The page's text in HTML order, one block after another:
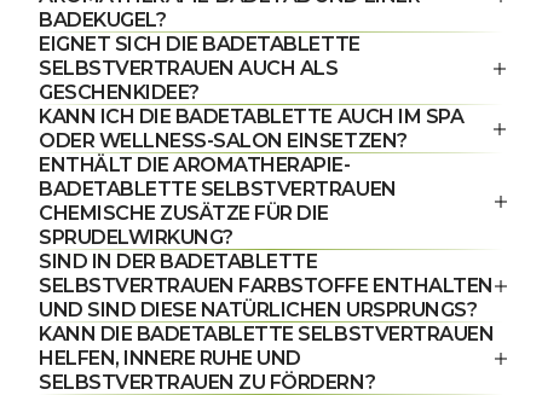
BADEKUGEL?
EIGNET SICH DIE BADETABLETTE
SELBSTVERTRAUEN AUCH ALS
GESCHENKIDEE?
KANN ICH DIE BADETABLETTE AUCH IM SPA
ODER WELLNESS-SALON EINSETZEN?
ENTHÄLT DIE AROMATHERAPIE-
BADETABLETTE SELBSTVERTRAUEN
CHEMISCHE ZUSÄTZE FÜR DIE
SPRUDELWIRKUNG?
SIND IN DER BADETABLETTE
SELBSTVERTRAUEN FARBSTOFFE ENTHALTEN
UND SIND DIESE NATÜRLICHEN URSPRUNGS?
KANN DIE BADETABLETTE SELBSTVERTRAUEN
HELFEN, INNERE RUHE UND
SELBSTVERTRAUEN ZU FÖRDERN?